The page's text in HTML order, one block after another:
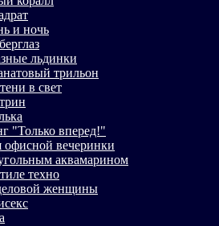
и ночь
льдинки
трильон
в свет
"Только вперед!"
офисной вечеринки
аквамарином
техно
женщины